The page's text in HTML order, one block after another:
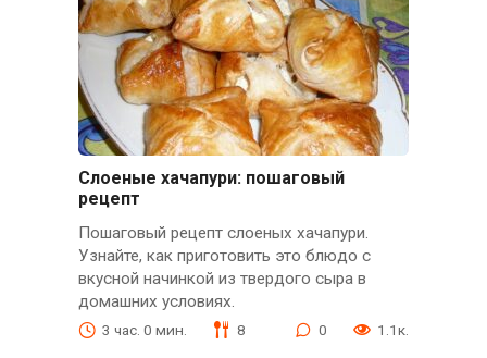
Слоеные хачапури: пошаговый
рецепт
Пошаговый рецепт слоеных хачапури.
Узнайте, как приготовить это блюдо с
вкусной начинкой из твердого сыра в
домашних условиях.
3 час. 0 мин. 8 0 1.1к.